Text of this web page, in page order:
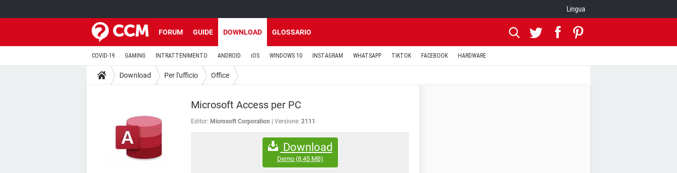
Lingua
FORUM GUIDE DOWNLOAD GLOSSARIO
COVID-19 GAMING INTRATTENIMENTO ANDROID iOS WINDOWS 10 INSTAGRAM WHATSAPP TIKTOK FACEBOOK HARDWARE
Download Per l'ufficio Office
Microsoft Access per PC
Editor: Microsoft Corporation Versione: 2111
Download
Demo(8,45 MB)